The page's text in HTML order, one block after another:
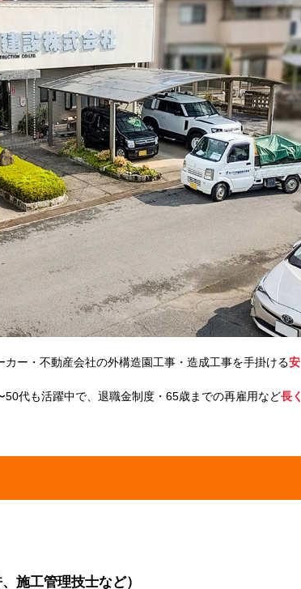
カー・不動産会社の外構造園工事・造成工事を手掛ける安
代も活躍中で、退職金制度・65歳までの再雇用など長く
施工管理技士など）